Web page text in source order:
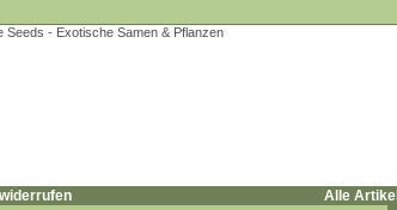
Alle Artikel